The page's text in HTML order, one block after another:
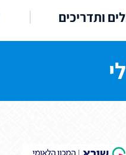
ותדריכים